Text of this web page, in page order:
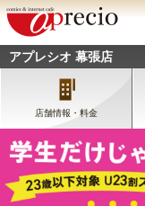
アプレシオ 幕張店
店舗情報・料金